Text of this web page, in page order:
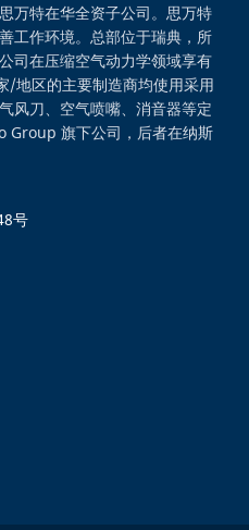
万特在华全资子公司。思万特
工作环境。总部位于瑞典，所
司在压缩空气动力学领域享有
/地区的主要制造商均使用采用
风刀、空气喷嘴、消音器等定
Group 旗下公司，后者在纳斯
号